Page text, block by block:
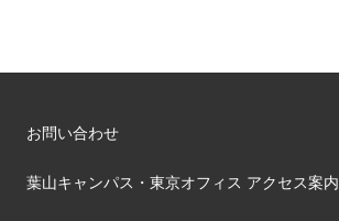
お問い合わせ
葉山キャンパス・東京オフィス アクセス案内